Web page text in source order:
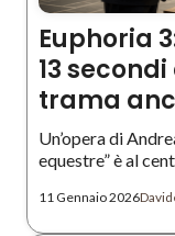
Euphoria
13
trama
Un’opera di
equestre” è al
11 Gennaio 2026